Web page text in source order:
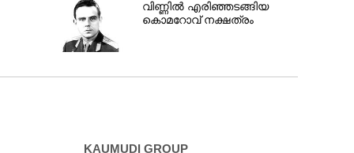
വി​ണ്ണി​ൽ​ ​എ​രി​ഞ്ഞ​ട​ങ്ങിയ
കൊ​മ​റോ​വ് ​ന​ക്ഷ​ത്രം
KAUMUDI GROUP